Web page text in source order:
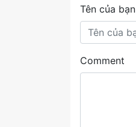
Tên của bạn
Comment